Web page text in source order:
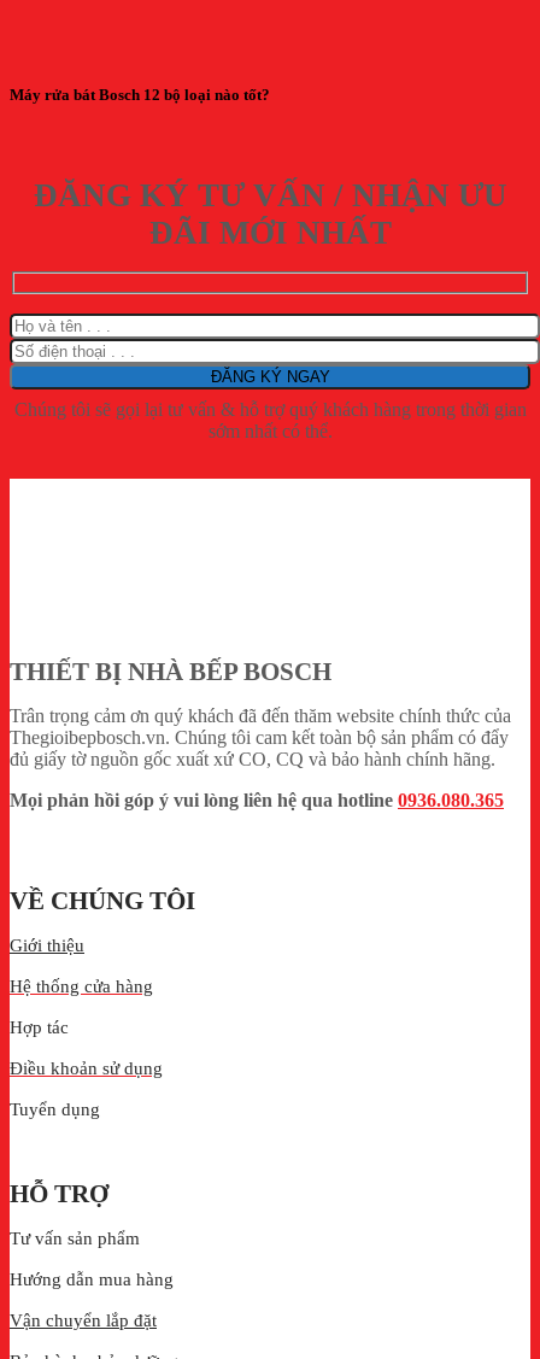
Máy rửa bát Bosch 12 bộ loại nào tốt?
ĐĂNG KÝ TƯ VẤN / NHẬN ƯU
ĐÃI MỚI NHẤT
Chúng tôi sẽ gọi lại tư vấn & hỗ trợ quý khách hàng trong thời gian
sớm nhất có thể.
THIẾT BỊ NHÀ BẾP BOSCH
Trân trọng cảm ơn quý khách đã đến thăm website chính thức của
Thegioibepbosch.vn. Chúng tôi cam kết toàn bộ sản phẩm có đẩy
đủ giấy tờ nguồn gốc xuất xứ CO, CQ và bảo hành chính hãng.
Mọi phản hồi góp ý vui lòng liên hệ qua hotline 0936.080.365
VỀ CHÚNG TÔI
Giới thiệu
Hệ thống cửa hàng
Hợp tác
Điều khoản sử dụng
Tuyển dụng
HỖ TRỢ
Tư vấn sản phẩm
Hướng dẫn mua hàng
Vận chuyển lắp đặt